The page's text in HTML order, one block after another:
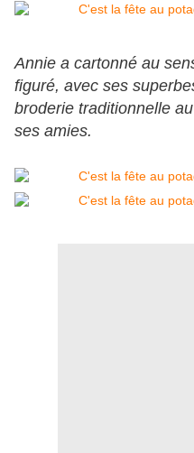
Annie a cartonné au
figuré, avec ses
broderie traditionnelle
ses amies.